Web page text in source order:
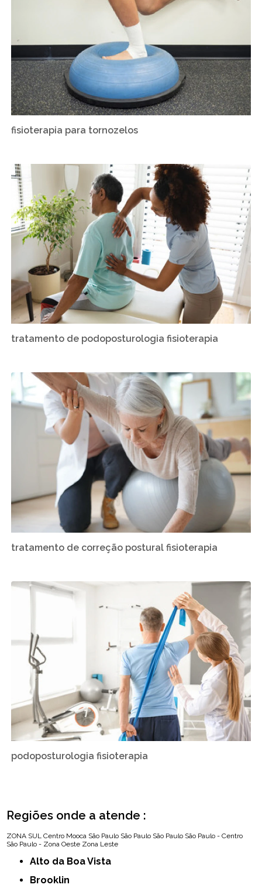
fisioterapia para tornozelos
tratamento de podoposturologia fisioterapia
tratamento de correção postural fisioterapia
podoposturologia fisioterapia
Regiões onde a atende :
ZONA SUL Centro Mooca São Paulo São Paulo São Paulo São Paulo - Centro
São Paulo - Zona Oeste Zona Leste
Alto da Boa Vista
Brooklin